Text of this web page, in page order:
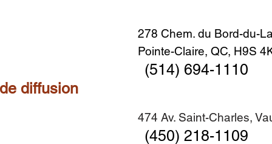
278 Chem. du Bord-du-
Pointe-Claire, QC, H9S
diffusion
(514) 694-1110
474 Av. Saint-Charles,
(450) 218-1109